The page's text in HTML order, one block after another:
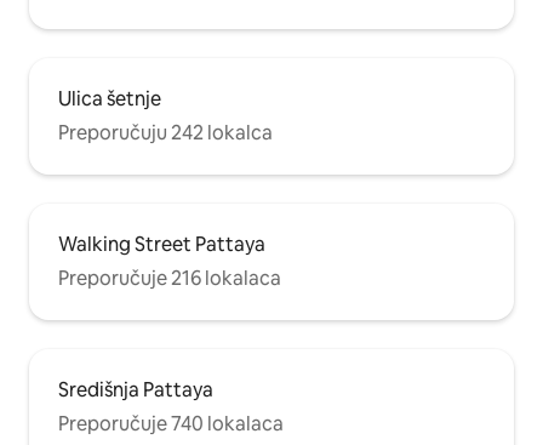
Ulica šetnje
Preporučuju 242 lokalca
Walking Street Pattaya
Preporučuje 216 lokalaca
Središnja Pattaya
Preporučuje 740 lokalaca